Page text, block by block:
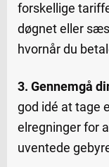
forskellige
døgnet eller
hvornår du
3. Gennemgå
god idé at tage
elregninger for
uventede